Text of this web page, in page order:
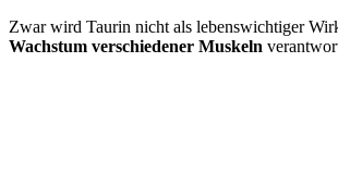
Zwar wird Taurin nicht als lebenswichtiger
Wachstum verschiedener Muskeln